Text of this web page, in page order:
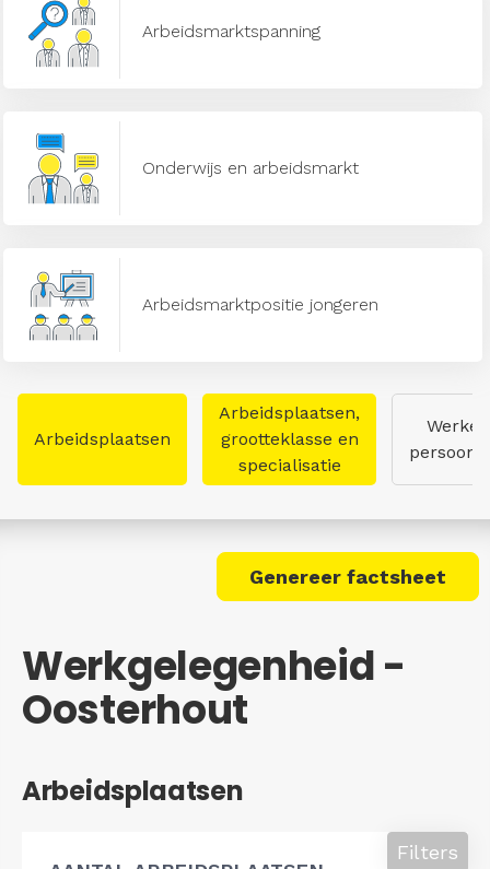
Arbeidsmarktspanning
Onderwijs en arbeidsmarkt
Arbeidsmarktpositie jongeren
Arbeidsplaatsen
Arbeidsplaatsen,
grootteklasse en
specialisatie
Genereer factsheet
Werkgelegenheid -
Oosterhout
Arbeidsplaatsen
Filters